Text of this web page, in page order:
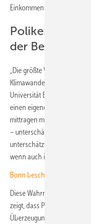
Einkommens beizutragen.
Poliker tun,
der
„Die größte
Klimawandel ein Problem
Universität Bochum. „Sie
einen eigenen Beitrag
mittragen müssten –
– unterschätzten Politiker
unterschätzt auch die
wenn auch in geringerem
Bonn beschwört den
Diese Wahrnehmungslücke
zeigt, dass Politiker ihr
Überzeugungen ausrichten,